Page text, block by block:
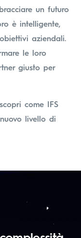
un futuro
è intelligente,
aziendali.
le loro
giusto per
come IFS
livello di